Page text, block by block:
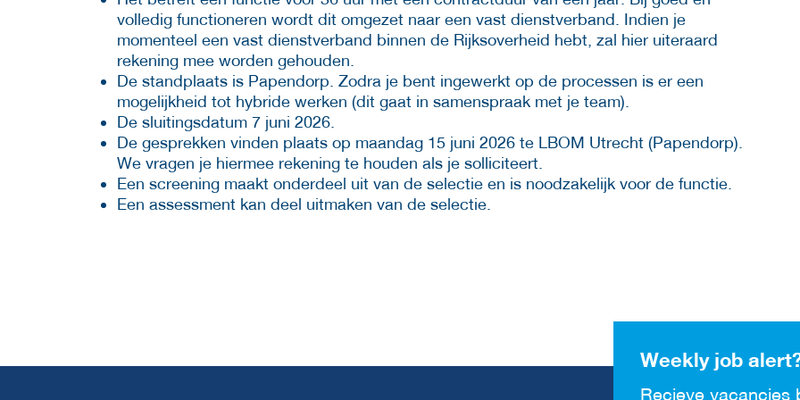
volledig functioneren wordt dit omgezet naar een vast dienstverband. Indien je
momenteel een vast dienstverband binnen de Rijksoverheid hebt, zal hier uiteraard
rekening mee worden gehouden.
De standplaats is Papendorp. Zodra je bent ingewerkt op de processen is er een
mogelijkheid tot hybride werken (dit gaat in samenspraak met je team).
De sluitingsdatum 7 juni 2026.
De gesprekken vinden plaats op maandag 15 juni 2026 te LBOM Utrecht (Papendorp).
We vragen je hiermee rekening te houden als je solliciteert.
Een screening maakt onderdeel uit van de selectie en is noodzakelijk voor de functie.
Een assessment kan deel uitmaken van de selectie.
Weekly job
Recieve vacancies